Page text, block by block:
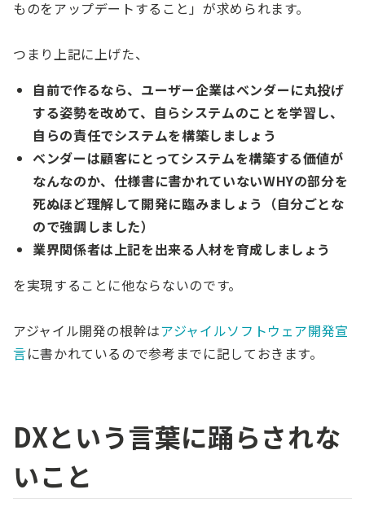
ものをアップデートすること」が求められます。
つまり上記に上げた、
自前で作るなら、ユーザー企業はベンダーに丸投げ
する姿勢を改めて、自らシステムのことを学習し、
自らの責任でシステムを構築しましょう
ベンダーは顧客にとってシステムを構築する価値が
なんなのか、仕様書に書かれていないWHYの部分を
死ぬほど理解して開発に臨みましょう（自分ごとな
ので強調しました）
業界関係者は上記を出来る人材を育成しましょう
を実現することに他ならないのです。
アジャイル開発の根幹はアジャイルソフトウェア開発宣
言に書かれているので参考までに記しておきます。
DXという言葉に踊らされな
いこと